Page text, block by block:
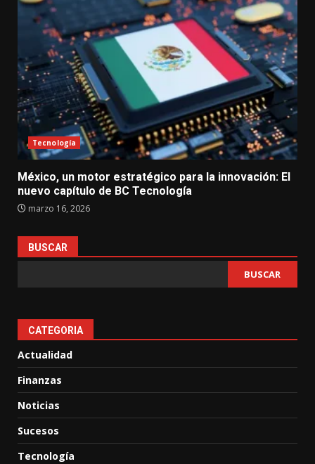
Tecnología
México, un motor estratégico para la innovación: El
nuevo capítulo de BC Tecnología
marzo 16, 2026
BUSCAR
BUSCAR
CATEGORIA
Actualidad
Finanzas
Noticias
Sucesos
Tecnología